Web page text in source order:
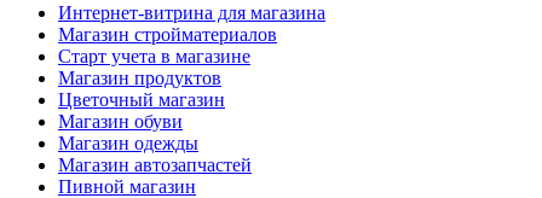
Интернет-витрина для магазина
Магазин стройматериалов
Старт учета в магазине
Магазин продуктов
Цветочный магазин
Магазин обуви
Магазин одежды
Магазин автозапчастей
Пивной магазин